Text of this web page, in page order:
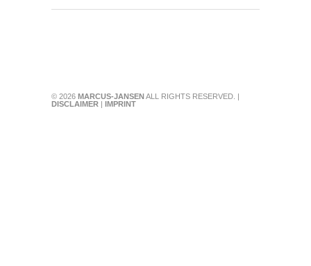
© 2026 MARCUS-JANSENALL RIGHTS RESERVED. |
DISCLAIMER | IMPRINT